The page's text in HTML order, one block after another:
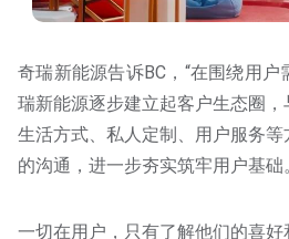
奇瑞新能源告诉BC，“在围绕用